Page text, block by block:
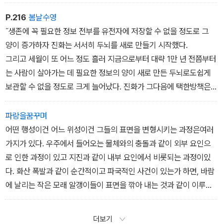
P.216 봄날수영
˝생존에 꼭 필요한 정보 전부를 유전자에 저장할 수 없을 정도로 그
양이 증가하자 진화는 서서히 두뇌를 새로 만들기 시작했다.
그리고 세월이 또 어느 정도 흘러 지금으로부터 대략 1만 년 전쯤부터
는 사람이 살아가는 데 필요한 정보의 양이 새로 만든 두뇌로도쉽게
보관할 수 없을 정도로 크게 늘어났다. 진화가 그다음에 택한방책은
육체 바깥에다 필요한 정보를 저장해 두는 것이었다. 현재까지 알려
진 바에 따르면 생존에 필요한 정보를 유전자나 뇌가 아니라 별도의
공용 저장소를 만들어 그곳에 보관할 줄 아는 종은 지구상에서 인류
뿐이라고 한다. 이 ‘기억의 대형 물류 창고‘를 우리는 도서관이라고 부
른다.“
파랑을꿈꾸며
어떤 행성이건 어느 위성이건 그들의 표면을 변형시키는 과정은여러
가지가 있다. 우주에서 들어오는 물체와의 충돌과 같이 외부 요인으
로 인한 과정이 있고 지진과 같이 내부 요인에서 비롯되는 과정이있
다. 화산 폭발과 같이 순간적이고 파국적인 사건이 있는가 하면, 바람
에 날리는 작은 모래 알갱이들이 표면을 깎아 내는 것과 같이 이루말
할 수 없을 정도로 느리게 진행되는 과정도 있게 마련이다. 그것이외
더보기